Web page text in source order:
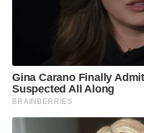
Gina Carano Finally
Suspected All Along
BRAINBERRIES